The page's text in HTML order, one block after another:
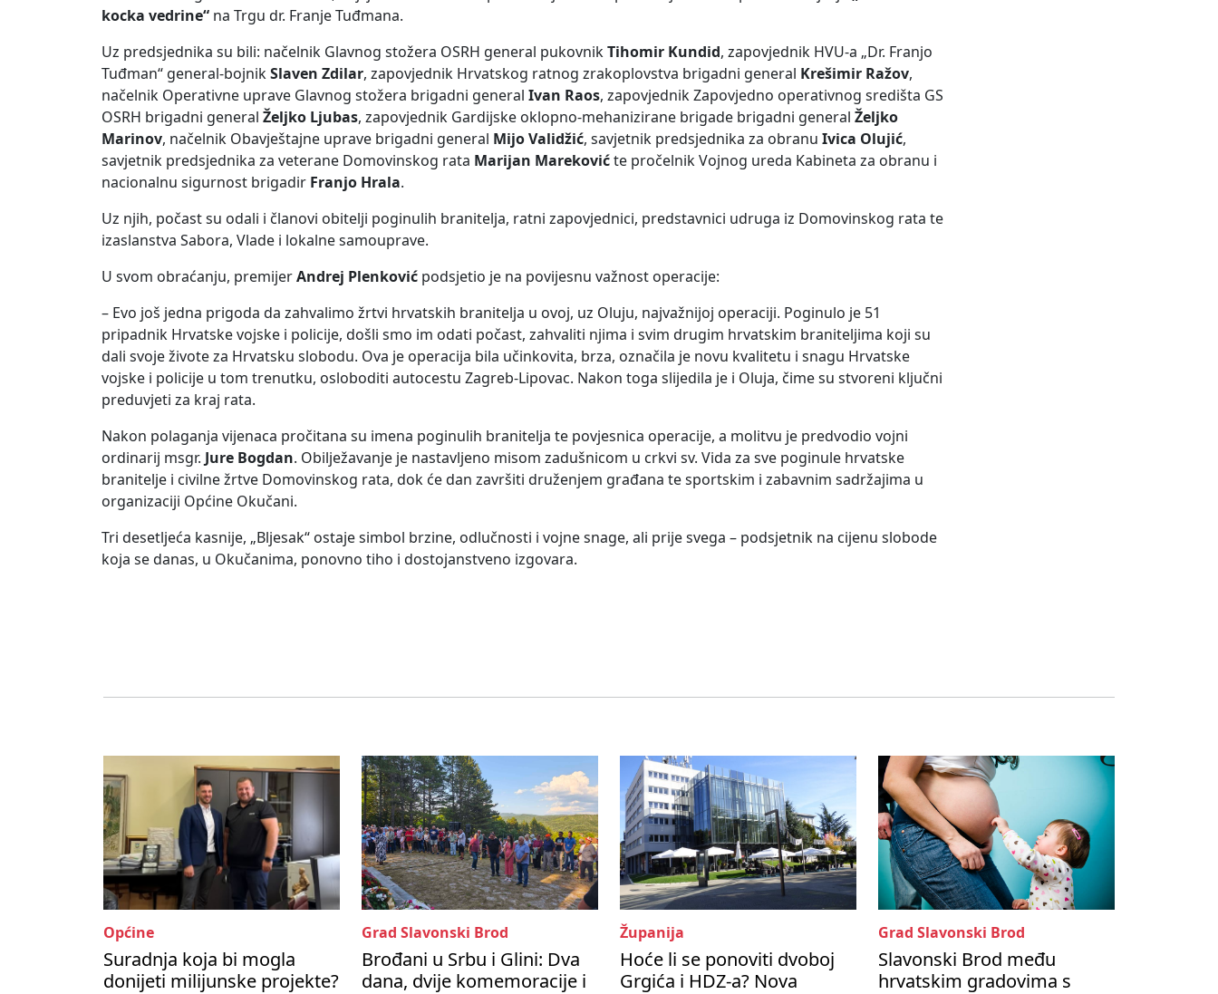
kocka vedrine“ na Trgu dr. Franje Tuđmana.
Uz predsjednika su bili: načelnik Glavnog stožera OSRH general pukovnikTihomir Kundid, zapovjednik HVU-a „Dr. Franjo
Tuđman“ general-bojnikSlaven Zdilar, zapovjednik Hrvatskog ratnog zrakoplovstva brigadni general Krešimir Ražov,
načelnik Operativne uprave Glavnog stožera brigadni general Ivan Raos, zapovjednik Zapovjedno operativnog središta GS
OSRH brigadni general Željko Ljubas, zapovjednik Gardijske oklopno-mehanizirane brigade brigadni general Željko
Marinov, načelnik Obavještajne uprave brigadni general Mijo Validžić, savjetnik predsjednika za obranu Ivica Olujić,
savjetnik predsjednika za veterane Domovinskog rata Marijan Marekovićte pročelnik Vojnog ureda Kabineta za obranu i
nacionalnu sigurnost brigadir Franjo Hrala.
Uz njih, počast su odali i članovi obitelji poginulih branitelja, ratni zapovjednici, predstavnici udruga iz Domovinskog rata te
izaslanstva Sabora, Vlade i lokalne samouprave.
U svom obraćanju, premijerAndrej Plenković podsjetio je na povijesnu važnost operacije:
– Evo još jedna prigoda da zahvalimo žrtvi hrvatskih branitelja u ovoj, uz Oluju, najvažnijoj operaciji. Poginulo je 51
pripadnik Hrvatske vojske i policije, došli smo im odati počast, zahvaliti njima i svim drugim hrvatskim braniteljima koji su
dali svoje živote za Hrvatsku slobodu. Ova je operacija bila učinkovita, brza, označila je novu kvalitetu i snagu Hrvatske
vojske i policije u tom trenutku, osloboditi autocestu Zagreb-Lipovac. Nakon toga slijedila je i Oluja, čime su stvoreni ključni
preduvjeti za kraj rata.
Nakon polaganja vijenaca pročitana su imena poginulih branitelja te povjesnica operacije, a molitvu je predvodio vojni
ordinarij msgr. Jure Bogdan. Obilježavanje je nastavljeno misom zadušnicom u crkvi sv. Vida za sve poginule hrvatske
branitelje i civilne žrtve Domovinskog rata, dok će dan završiti druženjem građana te sportskim i zabavnim sadržajima u
organizaciji Općine Okučani.
Tri desetljeća kasnije, „Bljesak“ ostaje simbol brzine, odlučnosti i vojne snage, ali prije svega – podsjetnik na cijenu slobode
koja se danas, u Okučanima, ponovno tiho i dostojanstveno izgovara.
Općine
Suradnja koja bi mogla
donijeti milijunske projekte?
Grad Slavonski Brod
Brođani u Srbu i Glini: Dva
dana, dvije komemoracije i
Županija
Hoće li se ponoviti dvoboj
Grgića i HDZ-a? Nova
Grad Slavonski Brod
Slavonski Brod među
hrvatskim gradovima s